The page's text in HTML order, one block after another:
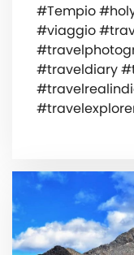
#Tempio
#viaggio
#traveldiary